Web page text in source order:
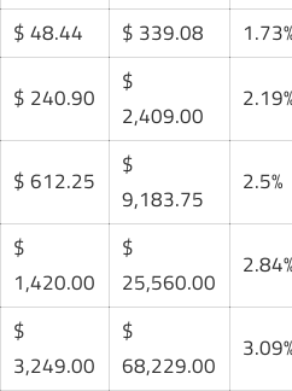
$ 48.44 $ 339.08
$ 240.90
$
2,409.00
$ 612.25
$
9,183.75
2.5%
$
1,420.00
$
25,560.00
$
3,249.00
$
68,229.00